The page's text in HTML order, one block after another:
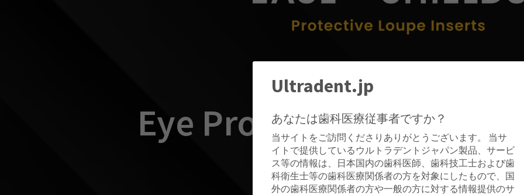
Ease-In-Shields Inserts:
Eye Protection
with Loupes
Ultradent.jp
あなたは歯科医療従事者ですか？
当サイトをご訪問くださりありがとうございます。 当サ
イトで提供しているウルトラデントジャパン製品、サービ
ス等の情報は、日本国内の歯科医師、歯科技工士および歯
科衛生士等の歯科医療関係者の方を対象にしたもので、国
外の歯科医療関係者の方や一般の方に対する情報提供のサ